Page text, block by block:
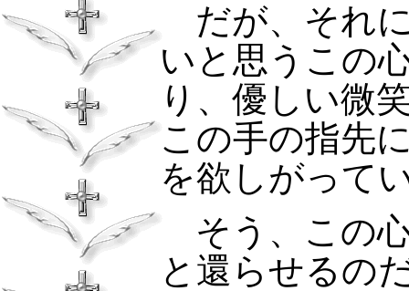
だが、それ
いと思うこの
り、優しい微
この手の指先
を欲しがって
そう、この
と還らせるの